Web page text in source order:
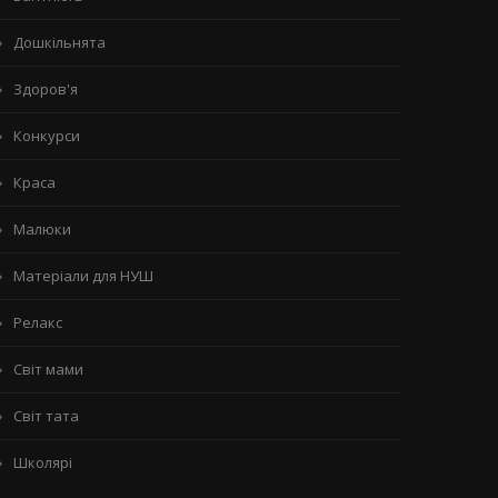
Дошкільнята
Здоров'я
Конкурси
Краса
Малюки
Матеріали для НУШ
Релакс
Світ мами
Світ тата
Школярі